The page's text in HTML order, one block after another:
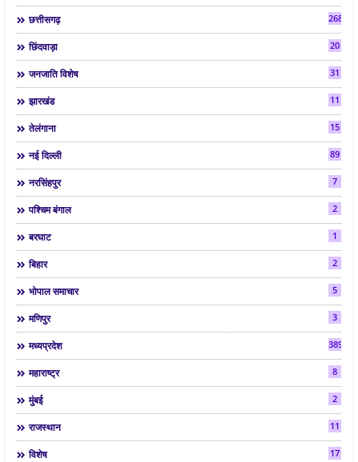
छत्तीसगढ़ 268
छिंदवाड़ा 20
जनजाति विशेष 31
झारखंड 11
तेलंगाना 15
नई दिल्ली 89
नरसिंहपुर 7
पश्चिम बंगाल 2
बरघाट 1
बिहार 2
भोपाल समाचार 5
मणिपुर 3
मध्यप्रदेश 3892
महाराष्ट्र 8
मुंबई 2
राजस्थान 11
विशेष 17